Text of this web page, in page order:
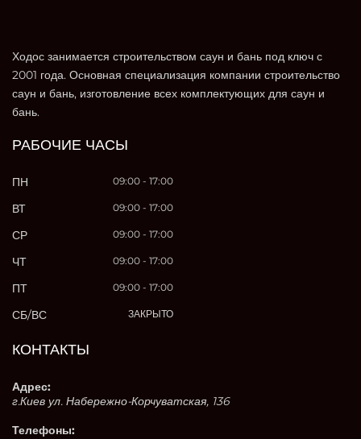
Ходос занимается строительством саун и бань под ключ с
2001 года. Основная специализация компании строительство
саун и бань, изготовление всех комплектующих для саун и
бань.
РАБОЧИЕ ЧАСЫ
ПН 09:00 - 17:00
ВТ 09:00 - 17:00
СР 09:00 - 17:00
ЧТ 09:00 - 17:00
ПТ 09:00 - 17:00
СБ/ВС ЗАКРЫТО
КОНТАКТЫ
Адрес:
г.Киев ул. Набережно-Корчуватская, 136
Телефоны: